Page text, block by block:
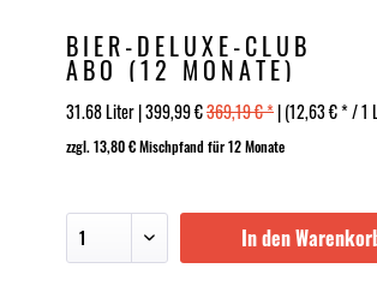
BIER-DELUXE-CLUB
ABO (12 MONATE)
31.68 Liter | 399,99 €369,19 € *| (12,63 € * / 1
zzgl. 13,80 € Mischpfand für 12 Monate
In den